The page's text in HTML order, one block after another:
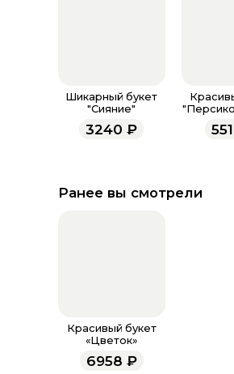
Шикарный букет
"Сияние"
3240 ₽
Ранее вы смотрели
Красивый букет
«Цветок»
6958 ₽